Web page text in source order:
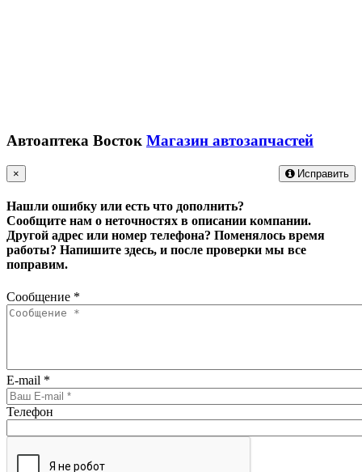
Автоаптека Восток Магазин автозапчастей
Исправить
×
Нашли ошибку или есть что дополнить?
Сообщите нам о неточностях в описании компании.
Другой адрес или номер телефона? Поменялось время
работы? Напишите здесь, и после проверки мы все
поправим.
Сообщение *
E-mail *
Телефон